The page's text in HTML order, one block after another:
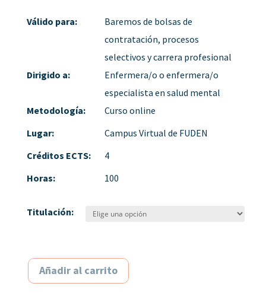
Válido para:
Baremos de bolsas de
contratación, procesos
selectivos y carrera profesional
Dirigido a:
Enfermera/o o enfermera/o
especialista en salud mental
Metodología:
Curso online
Lugar:
Campus Virtual de FUDEN
Créditos ECTS:
4
Horas:
100
Titulación:
Añadir al carrito